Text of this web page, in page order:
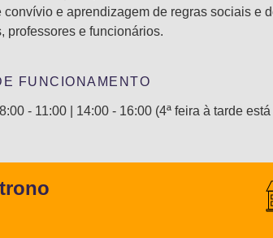
e aprendizagem de regras sociais e
professores e funcionários.
FUNCIONAMENTO
- 11:00 | 14:00 - 16:00 (4ª feira à tarde